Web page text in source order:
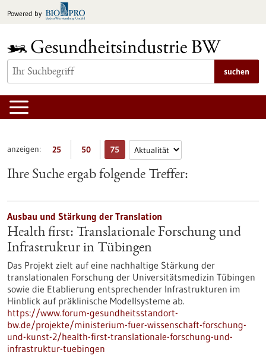
Inhalt
Powered by
suchen
anzeigen: 25 50 75
Ihre Suche ergab folgende Treffer:
Ausbau und Stärkung der Translation
Health first: Translationale Forschung und
Infrastruktur in Tübingen
Das Projekt zielt auf eine nachhaltige Stärkung der
translationalen Forschung der Universitätsmedizin Tübingen
sowie die Etablierung entsprechender Infrastrukturen im
Hinblick auf präklinische Modellsysteme ab.
https://www.forum-gesundheitsstandort-
bw.de/projekte/ministerium-fuer-wissenschaft-forschung-
und-kunst-2/health-first-translationale-forschung-und-
infrastruktur-tuebingen